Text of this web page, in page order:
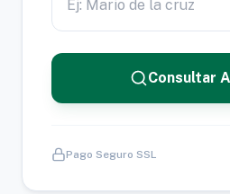
Consultar
Pago Seguro SSL